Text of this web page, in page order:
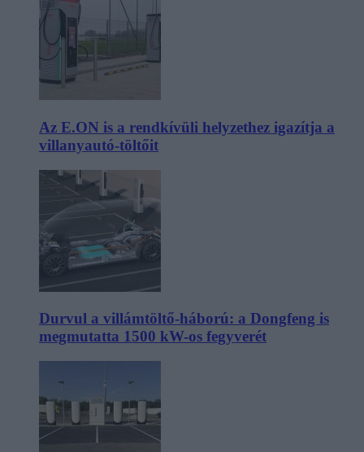
Az E.ON is a rendkívüli helyzethez igazítja a
villanyautó-töltőit
Durvul a villámtöltő-háború: a Dongfeng is
megmutatta 1500 kW-os fegyverét